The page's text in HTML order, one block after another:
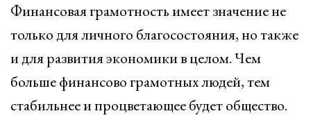
Финансовая грамотность имеет значение не
только для личного благосостояния, но также
и для развития экономики в целом. Чем
больше финансово грамотных людей, тем
стабильнее и процветающее будет общество.